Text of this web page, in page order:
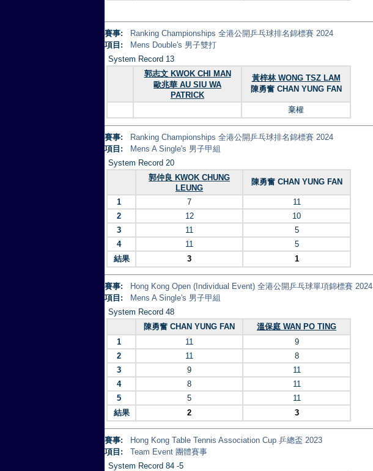
賽事:
Ranking Championships 全港公開乒乓球排名錦標賽 2024
項目:
Mens Double's 男子雙打
System Record 13
郭志文 KWOK CHI MAN
歐兆華 AU SIU WA
PATRICK
黃梓林 WONG TSZ LAM
陳勇奮 CHAN YUNG FAN
棄權
賽事:
Ranking Championships 全港公開乒乓球排名錦標賽 2024
項目:
Mens A Single's 男子甲組
System Record 20
郭仲良 KWOK CHUNG
LEUNG
陳勇奮 CHAN YUNG FAN
1 7
11
2
12
10
3
11
5
4
11
5
結果
3 1
賽事:
Hong Kong Open (Individual Event) 全港公開乒乓球單項錦標賽 2024
項目:
Mens A Single's 男子甲組
System Record 48
陳勇奮 CHAN YUNG FAN
溫保庭 WAN PO TING
1
11
9
2
11
8
3
9
11
4
8
11
5
5
11
結果
2 3
賽事:
Hong Kong Table Tennis Association Cup 乒總盃 2023
項目:
Team Event 團體賽事
System Record 84 -5